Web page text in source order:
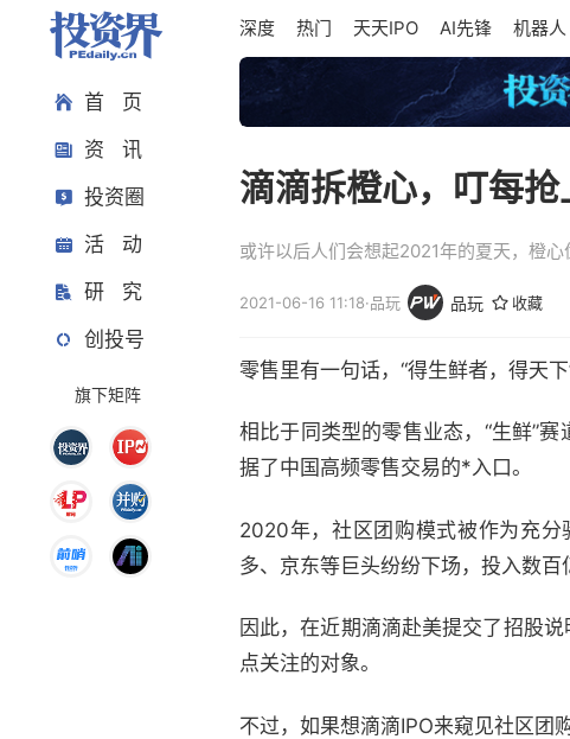
首 页
资 讯
投资圈
活 动
研 究
创投号
旗下矩阵
深度 热门 天天IPO AI先锋 机器人
滴滴拆橙心，叮每
或许以后人们会想起2021年的夏天，橙心
2021-06-16 11:18·品玩 品玩 收藏
零售里有一句话，“得生鲜者，得天下”
相比于同类型的零售业态，“生鲜”
据了中国高频零售交易的*入口。
2020年，社区团购模式被作为充
多、京东等巨头纷纷下场，投入数百
因此，在近期滴滴赴美提交了招股
点关注的对象。
不过，如果想滴滴IPO来窥见社区团